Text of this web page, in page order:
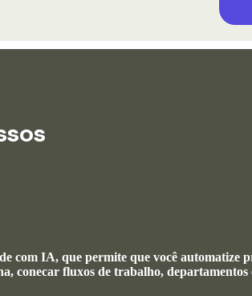
com IA, que permite que você automatize
conecar fluxos de trabalho, departamentos